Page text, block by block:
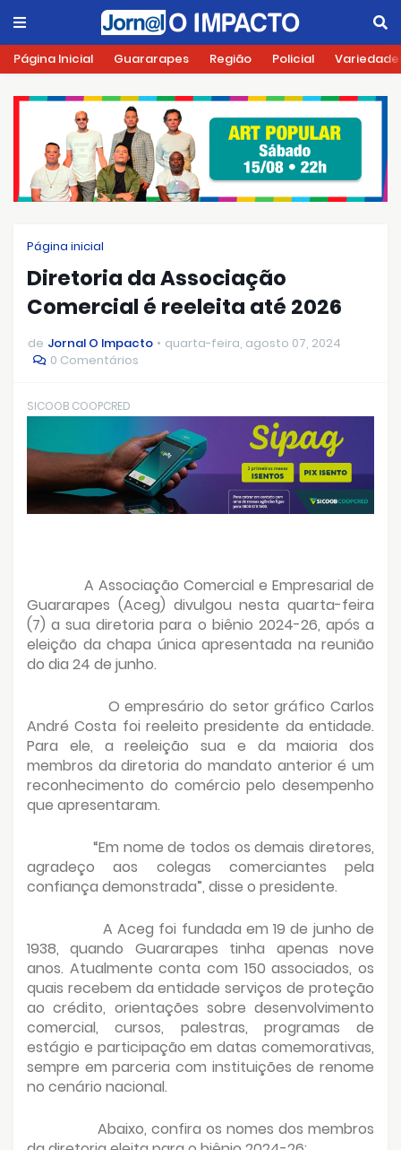
Página Inicial Guararapes Região Policial
Página inicial
Diretoria da Associação
Comercial é reeleita até 2026
de Jornal O Impacto
quarta-feira, agosto 07, 2024
0 Comentários
SICOOB COOPCRED
A Associação Comercial e Empresarial de
Guararapes (Aceg) divulgou nesta quarta-feira
(7) a sua diretoria para o biênio 2024-26, após a
eleição da chapa única apresentada na reunião
do dia 24 de junho.
O empresário do setor gráfico Carlos
André Costa foi reeleito presidente da entidade.
Para ele, a reeleição sua e da maioria dos
membros da diretoria do mandato anterior é um
reconhecimento do comércio pelo desempenho
que apresentaram.
“Em nome de todos os demais diretores,
agradeço aos colegas comerciantes pela
confiança demonstrada”, disse o presidente.
A Aceg foi fundada em 19 de junho de
1938, quando Guararapes tinha apenas nove
anos. Atualmente conta com 150 associados, os
quais recebem da entidade serviços de proteção
ao crédito, orientações sobre desenvolvimento
comercial, cursos, palestras, programas de
estágio e participação em datas comemorativas,
sempre em parceria com instituições de renome
no cenário nacional.
Abaixo, confira os nomes dos membros